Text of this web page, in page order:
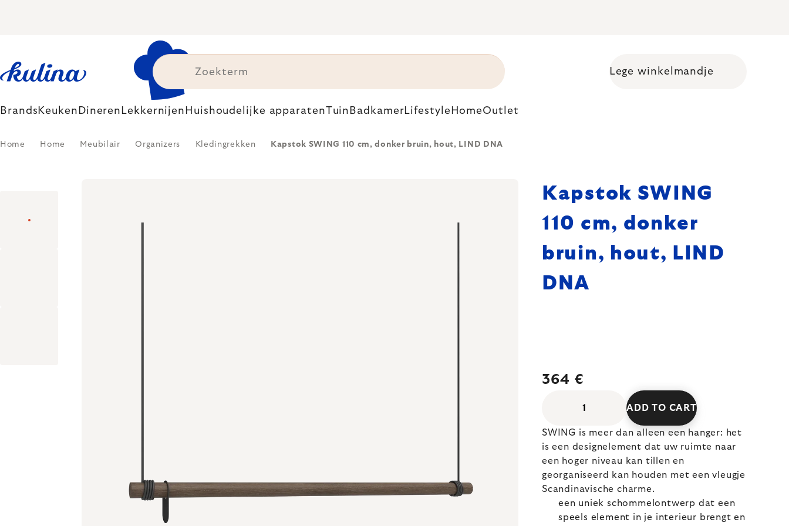
Shopping cart
Lege winkelmandje
Brands Keuken Dineren Lekkernijen Huishoudelijke apparatenTuin BadkamerLifestyle HomeOutlet
Home Home Meubilair Organizers Kledingrekken Kapstok SWING 110 cm, donker bruin, hout, LIND DNA
Kapstok SWING
110 cm, donker
bruin, hout, LIND
DNA
364 €
ADD TO CART
SWING is meer dan alleen een hanger: het
is een designelement dat uw ruimte naar
een hoger niveau kan tillen en
georganiseerd kan houden met een vleugje
Scandinavische charme.
een uniek schommelontwerp dat een
speels element in je interieur brengt en